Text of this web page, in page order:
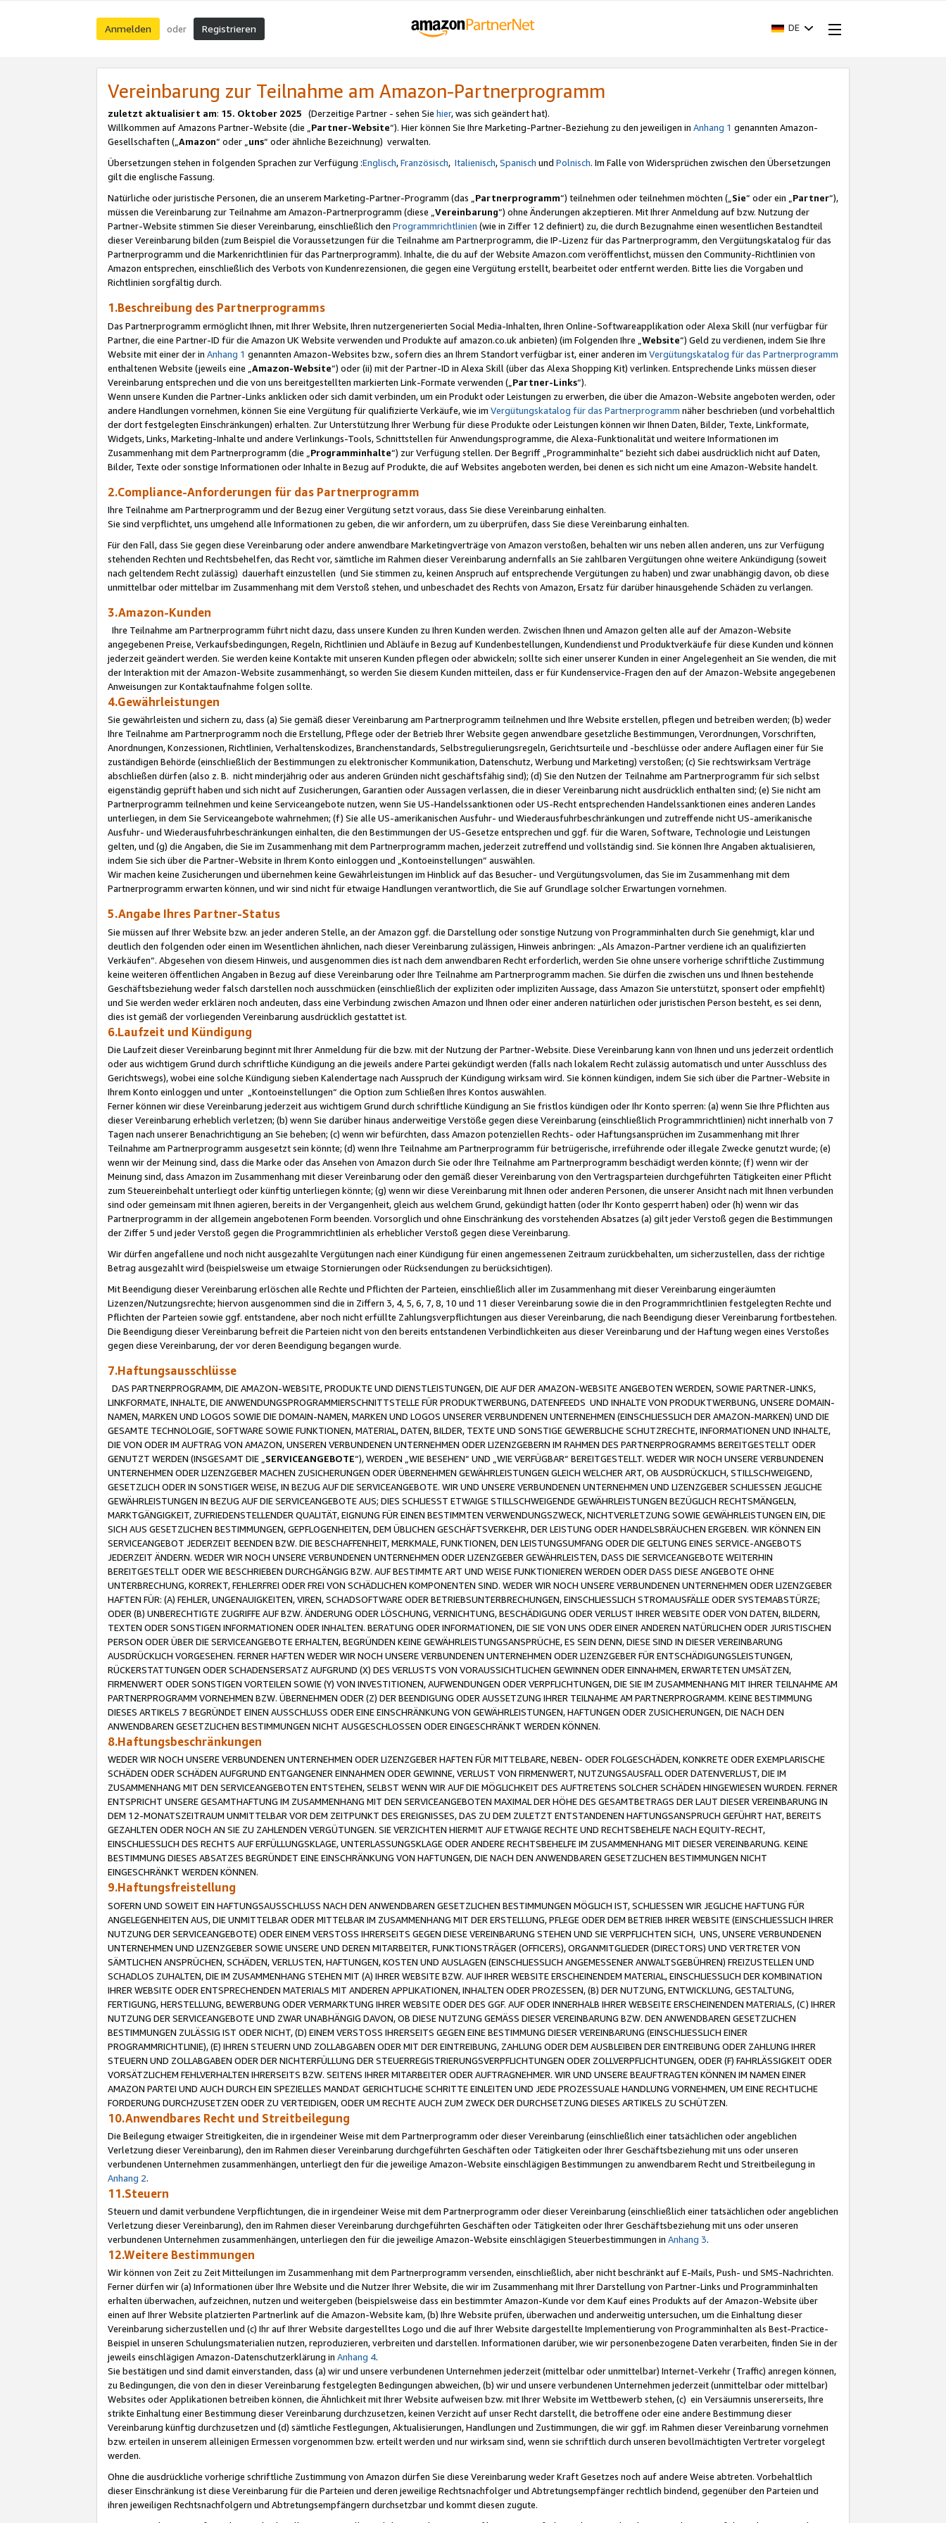
Anmelden oder Registrieren DE
Vereinbarung zur Teilnahme am Amazon-Partnerprogramm
zuletzt aktualisiert am: 15. Oktober 2025 (Derzeitige Partner - sehen Sie hier, was sich geändert hat).
Willkommen auf Amazons Partner-Website (die „Partner-Website“). Hier können Sie Ihre Marketing-Partner-Beziehung zu den jeweiligen in Anhang 1 genannten Amazon-
Gesellschaften („Amazon“ oder „uns“ oder ähnliche Bezeichnung) verwalten.
Übersetzungen stehen in folgenden Sprachen zur Verfügung :Englisch,Französisch, Italienisch,Spanisch und Polnisch. Im Falle von Widersprüchen zwischen den Übersetzungen
gilt die englische Fassung.
Natürliche oder juristische Personen, die an unserem Marketing-Partner-Programm (das „Partnerprogramm“) teilnehmen oder teilnehmen möchten („Sie“ oder ein „Partner“),
müssen die Vereinbarung zur Teilnahme am Amazon-Partnerprogramm (diese „Vereinbarung“) ohne Änderungen akzeptieren. Mit Ihrer Anmeldung auf bzw. Nutzung der
Partner-Website stimmen Sie dieser Vereinbarung, einschließlich den Programmrichtlinien (wie in Ziffer 12 definiert) zu, die durch Bezugnahme einen wesentlichen Bestandteil
dieser Vereinbarung bilden (zum Beispiel die Voraussetzungen für die Teilnahme am Partnerprogramm, die IP-Lizenz für das Partnerprogramm, den Vergütungskatalog für das
Partnerprogramm und die Markenrichtlinien für das Partnerprogramm). Inhalte, die du auf der Website Amazon.com veröffentlichst, müssen den Community-Richtlinien von
Amazon entsprechen, einschließlich des Verbots von Kundenrezensionen, die gegen eine Vergütung erstellt, bearbeitet oder entfernt werden. Bitte lies die Vorgaben und
Richtlinien sorgfältig durch.
1.Beschreibung des Partnerprogramms
Das Partnerprogramm ermöglicht Ihnen, mit Ihrer Website, Ihren nutzergenerierten Social Media-Inhalten, Ihren Online-Softwareapplikation oder Alexa Skill (nur verfügbar für
Partner, die eine Partner-ID für die Amazon UK Website verwenden und Produkte auf amazon.co.uk anbieten) (im Folgenden Ihre „ Website“) Geld zu verdienen, indem Sie Ihre
Website mit einer der in Anhang 1 genannten Amazon-Websites bzw., sofern dies an Ihrem Standort verfügbar ist, einer anderen im Vergütungskatalog für das Partnerprogramm
enthaltenen Website (jeweils eine „ Amazon-Website“) oder (ii) mit der Partner-ID in Alexa Skill (über das Alexa Shopping Kit) verlinken. Entsprechende Links müssen dieser
Vereinbarung entsprechen und die von uns bereitgestellten markierten Link-Formate verwenden („ Partner-Links“).
Wenn unsere Kunden die Partner-Links anklicken oder sich damit verbinden, um ein Produkt oder Leistungen zu erwerben, die über die Amazon-Website angeboten werden, oder
andere Handlungen vornehmen, können Sie eine Vergütung für qualifizierte Verkäufe, wie im Vergütungskatalog für das Partnerprogramm näher beschrieben (und vorbehaltlich
der dort festgelegten Einschränkungen) erhalten. Zur Unterstützung Ihrer Werbung für diese Produkte oder Leistungen können wir Ihnen Daten, Bilder, Texte, Linkformate,
Widgets, Links, Marketing-Inhalte und andere Verlinkungs-Tools, Schnittstellen für Anwendungsprogramme, die Alexa-Funktionalität und weitere Informationen im
Zusammenhang mit dem Partnerprogramm (die „ Programminhalte“) zur Verfügung stellen. Der Begriff „Programminhalte“ bezieht sich dabei ausdrücklich nicht auf Daten,
Bilder, Texte oder sonstige Informationen oder Inhalte in Bezug auf Produkte, die auf Websites angeboten werden, bei denen es sich nicht um eine Amazon-Website handelt.
2.Compliance-Anforderungen für das Partnerprogramm
Ihre Teilnahme am Partnerprogramm und der Bezug einer Vergütung setzt voraus, dass Sie diese Vereinbarung einhalten.
Sie sind verpflichtet, uns umgehend alle Informationen zu geben, die wir anfordern, um zu überprüfen, dass Sie diese Vereinbarung einhalten.
Für den Fall, dass Sie gegen diese Vereinbarung oder andere anwendbare Marketingverträge von Amazon verstoßen, behalten wir uns neben allen anderen, uns zur Verfügung
stehenden Rechten und Rechtsbehelfen, das Recht vor, sämtliche im Rahmen dieser Vereinbarung andernfalls an Sie zahlbaren Vergütungen ohne weitere Ankündigung (soweit
nach geltendem Recht zulässig) dauerhaft einzustellen (und Sie stimmen zu, keinen Anspruch auf entsprechende Vergütungen zu haben) und zwar unabhängig davon, ob diese
unmittelbar oder mittelbar im Zusammenhang mit dem Verstoß stehen, und unbeschadet des Rechts von Amazon, Ersatz für darüber hinausgehende Schäden zu verlangen.
3.Amazon-Kunden
Ihre Teilnahme am Partnerprogramm führt nicht dazu, dass unsere Kunden zu Ihren Kunden werden. Zwischen Ihnen und Amazon gelten alle auf der Amazon-Website
angegebenen Preise, Verkaufsbedingungen, Regeln, Richtlinien und Abläufe in Bezug auf Kundenbestellungen, Kundendienst und Produktverkäufe für diese Kunden und können
jederzeit geändert werden. Sie werden keine Kontakte mit unseren Kunden pflegen oder abwickeln; sollte sich einer unserer Kunden in einer Angelegenheit an Sie wenden, die mit
der Interaktion mit der Amazon-Website zusammenhängt, so werden Sie diesem Kunden mitteilen, dass er für Kundenservice-Fragen den auf der Amazon-Website angegebenen
Anweisungen zur Kontaktaufnahme folgen sollte.
4.Gewährleistungen
Sie gewährleisten und sichern zu, dass (a) Sie gemäß dieser Vereinbarung am Partnerprogramm teilnehmen und Ihre Website erstellen, pflegen und betreiben werden; (b) weder
Ihre Teilnahme am Partnerprogramm noch die Erstellung, Pflege oder der Betrieb Ihrer Website gegen anwendbare gesetzliche Bestimmungen, Verordnungen, Vorschriften,
Anordnungen, Konzessionen, Richtlinien, Verhaltenskodizes, Branchenstandards, Selbstregulierungsregeln, Gerichtsurteile und -beschlüsse oder andere Auflagen einer für Sie
zuständigen Behörde (einschließlich der Bestimmungen zu elektronischer Kommunikation, Datenschutz, Werbung und Marketing) verstoßen; (c) Sie rechtswirksam Verträge
abschließen dürfen (also z. B. nicht minderjährig oder aus anderen Gründen nicht geschäftsfähig sind); (d) Sie den Nutzen der Teilnahme am Partnerprogramm für sich selbst
eigenständig geprüft haben und sich nicht auf Zusicherungen, Garantien oder Aussagen verlassen, die in dieser Vereinbarung nicht ausdrücklich enthalten sind; (e) Sie nicht am
Partnerprogramm teilnehmen und keine Serviceangebote nutzen, wenn Sie US-Handelssanktionen oder US-Recht entsprechenden Handelssanktionen eines anderen Landes
unterliegen, in dem Sie Serviceangebote wahrnehmen; (f) Sie alle US-amerikanischen Ausfuhr- und Wiederausfuhrbeschränkungen und zutreffende nicht US-amerikanische
Ausfuhr- und Wiederausfuhrbeschränkungen einhalten, die den Bestimmungen der US-Gesetze entsprechen und ggf. für die Waren, Software, Technologie und Leistungen
gelten, und (g) die Angaben, die Sie im Zusammenhang mit dem Partnerprogramm machen, jederzeit zutreffend und vollständig sind. Sie können Ihre Angaben aktualisieren,
indem Sie sich über die Partner-Website in Ihrem Konto einloggen und „Kontoeinstellungen“ auswählen.
Wir machen keine Zusicherungen und übernehmen keine Gewährleistungen im Hinblick auf das Besucher- und Vergütungsvolumen, das Sie im Zusammenhang mit dem
Partnerprogramm erwarten können, und wir sind nicht für etwaige Handlungen verantwortlich, die Sie auf Grundlage solcher Erwartungen vornehmen.
5.Angabe Ihres Partner-Status
Sie müssen auf Ihrer Website bzw. an jeder anderen Stelle, an der Amazon ggf. die Darstellung oder sonstige Nutzung von Programminhalten durch Sie genehmigt, klar und
deutlich den folgenden oder einen im Wesentlichen ähnlichen, nach dieser Vereinbarung zulässigen, Hinweis anbringen: „Als Amazon-Partner verdiene ich an qualifizierten
Verkäufen“. Abgesehen von diesem Hinweis, und ausgenommen dies ist nach dem anwendbaren Recht erforderlich, werden Sie ohne unsere vorherige schriftliche Zustimmung
keine weiteren öffentlichen Angaben in Bezug auf diese Vereinbarung oder Ihre Teilnahme am Partnerprogramm machen. Sie dürfen die zwischen uns und Ihnen bestehende
Geschäftsbeziehung weder falsch darstellen noch ausschmücken (einschließlich der expliziten oder impliziten Aussage, dass Amazon Sie unterstützt, sponsert oder empfiehlt)
und Sie werden weder erklären noch andeuten, dass eine Verbindung zwischen Amazon und Ihnen oder einer anderen natürlichen oder juristischen Person besteht, es sei denn,
dies ist gemäß der vorliegenden Vereinbarung ausdrücklich gestattet ist.
6.Laufzeit und Kündigung
Die Laufzeit dieser Vereinbarung beginnt mit Ihrer Anmeldung für die bzw. mit der Nutzung der Partner-Website. Diese Vereinbarung kann von Ihnen und uns jederzeit ordentlich
oder aus wichtigem Grund durch schriftliche Kündigung an die jeweils andere Partei gekündigt werden (falls nach lokalem Recht zulässig automatisch und unter Ausschluss des
Gerichtswegs), wobei eine solche Kündigung sieben Kalendertage nach Ausspruch der Kündigung wirksam wird. Sie können kündigen, indem Sie sich über die Partner-Website in
Ihrem Konto einloggen und unter „Kontoeinstellungen“ die Option zum Schließen Ihres Kontos auswählen.
Ferner können wir diese Vereinbarung jederzeit aus wichtigem Grund durch schriftliche Kündigung an Sie fristlos kündigen oder Ihr Konto sperren: (a) wenn Sie Ihre Pflichten aus
dieser Vereinbarung erheblich verletzen; (b) wenn Sie darüber hinaus anderweitige Verstöße gegen diese Vereinbarung (einschließlich Programmrichtlinien) nicht innerhalb von 7
Tagen nach unserer Benachrichtigung an Sie beheben; (c) wenn wir befürchten, dass Amazon potenziellen Rechts- oder Haftungsansprüchen im Zusammenhang mit Ihrer
Teilnahme am Partnerprogramm ausgesetzt sein könnte; (d) wenn Ihre Teilnahme am Partnerprogramm für betrügerische, irreführende oder illegale Zwecke genutzt wurde; (e)
wenn wir der Meinung sind, dass die Marke oder das Ansehen von Amazon durch Sie oder Ihre Teilnahme am Partnerprogramm beschädigt werden könnte; (f) wenn wir der
Meinung sind, dass Amazon im Zusammenhang mit dieser Vereinbarung oder den gemäß dieser Vereinbarung von den Vertragsparteien durchgeführten Tätigkeiten einer Pflicht
zum Steuereinbehalt unterliegt oder künftig unterliegen könnte; (g) wenn wir diese Vereinbarung mit Ihnen oder anderen Personen, die unserer Ansicht nach mit Ihnen verbunden
sind oder gemeinsam mit Ihnen agieren, bereits in der Vergangenheit, gleich aus welchem Grund, gekündigt hatten (oder Ihr Konto gesperrt haben) oder (h) wenn wir das
Partnerprogramm in der allgemein angebotenen Form beenden. Vorsorglich und ohne Einschränkung des vorstehenden Absatzes (a) gilt jeder Verstoß gegen die Bestimmungen
der Ziffer 5 und jeder Verstoß gegen die Programmrichtlinien als erheblicher Verstoß gegen diese Vereinbarung.
Wir dürfen angefallene und noch nicht ausgezahlte Vergütungen nach einer Kündigung für einen angemessenen Zeitraum zurückbehalten, um sicherzustellen, dass der richtige
Betrag ausgezahlt wird (beispielsweise um etwaige Stornierungen oder Rücksendungen zu berücksichtigen).
Mit Beendigung dieser Vereinbarung erlöschen alle Rechte und Pflichten der Parteien, einschließlich aller im Zusammenhang mit dieser Vereinbarung eingeräumten
Lizenzen/Nutzungsrechte; hiervon ausgenommen sind die in Ziffern 3, 4, 5, 6, 7, 8, 10 und 11 dieser Vereinbarung sowie die in den Programmrichtlinien festgelegten Rechte und
Pflichten der Parteien sowie ggf. entstandene, aber noch nicht erfüllte Zahlungsverpflichtungen aus dieser Vereinbarung, die nach Beendigung dieser Vereinbarung fortbestehen.
Die Beendigung dieser Vereinbarung befreit die Parteien nicht von den bereits entstandenen Verbindlichkeiten aus dieser Vereinbarung und der Haftung wegen eines Verstoßes
gegen diese Vereinbarung, der vor deren Beendigung begangen wurde.
7.Haftungsausschlüsse
DAS PARTNERPROGRAMM, DIE AMAZON-WEBSITE, PRODUKTE UND DIENSTLEISTUNGEN, DIE AUF DER AMAZON-WEBSITE ANGEBOTEN WERDEN, SOWIE PARTNER-LINKS,
LINKFORMATE, INHALTE, DIE ANWENDUNGSPROGRAMMIERSCHNITTSTELLE FÜR PRODUKTWERBUNG, DATENFEEDS UND INHALTE VON PRODUKTWERBUNG, UNSERE DOMAIN-
NAMEN, MARKEN UND LOGOS SOWIE DIE DOMAIN-NAMEN, MARKEN UND LOGOS UNSERER VERBUNDENEN UNTERNEHMEN (EINSCHLIESSLICH DER AMAZON-MARKEN) UND DIE
GESAMTE TECHNOLOGIE, SOFTWARE SOWIE FUNKTIONEN, MATERIAL, DATEN, BILDER, TEXTE UND SONSTIGE GEWERBLICHE SCHUTZRECHTE, INFORMATIONEN UND INHALTE,
DIE VON ODER IM AUFTRAG VON AMAZON, UNSEREN VERBUNDENEN UNTERNEHMEN ODER LIZENZGEBERN IM RAHMEN DES PARTNERPROGRAMMS BEREITGESTELLT ODER
GENUTZT WERDEN (INSGESAMT DIE „ SERVICEANGEBOTE“), WERDEN „WIE BESEHEN“ UND „WIE VERFÜGBAR“ BEREITGESTELLT. WEDER WIR NOCH UNSERE VERBUNDENEN
UNTERNEHMEN ODER LIZENZGEBER MACHEN ZUSICHERUNGEN ODER ÜBERNEHMEN GEWÄHRLEISTUNGEN GLEICH WELCHER ART, OB AUSDRÜCKLICH, STILLSCHWEIGEND,
GESETZLICH ODER IN SONSTIGER WEISE, IN BEZUG AUF DIE SERVICEANGEBOTE. WIR UND UNSERE VERBUNDENEN UNTERNEHMEN UND LIZENZGEBER SCHLIESSEN JEGLICHE
GEWÄHRLEISTUNGEN IN BEZUG AUF DIE SERVICEANGEBOTE AUS; DIES SCHLIESST ETWAIGE STILLSCHWEIGENDE GEWÄHRLEISTUNGEN BEZÜGLICH RECHTSMÄNGELN,
MARKTGÄNGIGKEIT, ZUFRIEDENSTELLENDER QUALITÄT, EIGNUNG FÜR EINEN BESTIMMTEN VERWENDUNGSZWECK, NICHTVERLETZUNG SOWIE GEWÄHRLEISTUNGEN EIN, DIE
SICH AUS GESETZLICHEN BESTIMMUNGEN, GEPFLOGENHEITEN, DEM ÜBLICHEN GESCHÄFTSVERKEHR, DER LEISTUNG ODER HANDELSBRÄUCHEN ERGEBEN. WIR KÖNNEN EIN
SERVICEANGEBOT JEDERZEIT BEENDEN BZW. DIE BESCHAFFENHEIT, MERKMALE, FUNKTIONEN, DEN LEISTUNGSUMFANG ODER DIE GELTUNG EINES SERVICE-ANGEBOTS
JEDERZEIT ÄNDERN. WEDER WIR NOCH UNSERE VERBUNDENEN UNTERNEHMEN ODER LIZENZGEBER GEWÄHRLEISTEN, DASS DIE SERVICEANGEBOTE WEITERHIN
BEREITGESTELLT ODER WIE BESCHRIEBEN DURCHGÄNGIG BZW. AUF BESTIMMTE ART UND WEISE FUNKTIONIEREN WERDEN ODER DASS DIESE ANGEBOTE OHNE
UNTERBRECHUNG, KORREKT, FEHLERFREI ODER FREI VON SCHÄDLICHEN KOMPONENTEN SIND. WEDER WIR NOCH UNSERE VERBUNDENEN UNTERNEHMEN ODER LIZENZGEBER
HAFTEN FÜR: (A) FEHLER, UNGENAUIGKEITEN, VIREN, SCHADSOFTWARE ODER BETRIEBSUNTERBRECHUNGEN, EINSCHLIESSLICH STROMAUSFÄLLE ODER SYSTEMABSTÜRZE;
ODER (B) UNBERECHTIGTE ZUGRIFFE AUF BZW. ÄNDERUNG ODER LÖSCHUNG, VERNICHTUNG, BESCHÄDIGUNG ODER VERLUST IHRER WEBSITE ODER VON DATEN, BILDERN,
TEXTEN ODER SONSTIGEN INFORMATIONEN ODER INHALTEN. BERATUNG ODER INFORMATIONEN, DIE SIE VON UNS ODER EINER ANDEREN NATÜRLICHEN ODER JURISTISCHEN
PERSON ODER ÜBER DIE SERVICEANGEBOTE ERHALTEN, BEGRÜNDEN KEINE GEWÄHRLEISTUNGSANSPRÜCHE, ES SEIN DENN, DIESE SIND IN DIESER VEREINBARUNG
AUSDRÜCKLICH VORGESEHEN. FERNER HAFTEN WEDER WIR NOCH UNSERE VERBUNDENEN UNTERNEHMEN ODER LIZENZGEBER FÜR ENTSCHÄDIGUNGSLEISTUNGEN,
RÜCKERSTATTUNGEN ODER SCHADENSERSATZ AUFGRUND (X) DES VERLUSTS VON VORAUSSICHTLICHEN GEWINNEN ODER EINNAHMEN, ERWARTETEN UMSÄTZEN,
FIRMENWERT ODER SONSTIGEN VORTEILEN SOWIE (Y) VON INVESTITIONEN, AUFWENDUNGEN ODER VERPFLICHTUNGEN, DIE SIE IM ZUSAMMENHANG MIT IHRER TEILNAHME AM
PARTNERPROGRAMM VORNEHMEN BZW. ÜBERNEHMEN ODER (Z) DER BEENDIGUNG ODER AUSSETZUNG IHRER TEILNAHME AM PARTNERPROGRAMM. KEINE BESTIMMUNG
DIESES ARTIKELS 7 BEGRÜNDET EINEN AUSSCHLUSS ODER EINE EINSCHRÄNKUNG VON GEWÄHRLEISTUNGEN, HAFTUNGEN ODER ZUSICHERUNGEN, DIE NACH DEN
ANWENDBAREN GESETZLICHEN BESTIMMUNGEN NICHT AUSGESCHLOSSEN ODER EINGESCHRÄNKT WERDEN KÖNNEN.
8.Haftungsbeschränkungen
WEDER WIR NOCH UNSERE VERBUNDENEN UNTERNEHMEN ODER LIZENZGEBER HAFTEN FÜR MITTELBARE, NEBEN- ODER FOLGESCHÄDEN, KONKRETE ODER EXEMPLARISCHE
SCHÄDEN ODER SCHÄDEN AUFGRUND ENTGANGENER EINNAHMEN ODER GEWINNE, VERLUST VON FIRMENWERT, NUTZUNGSAUSFALL ODER DATENVERLUST, DIE IM
ZUSAMMENHANG MIT DEN SERVICEANGEBOTEN ENTSTEHEN, SELBST WENN WIR AUF DIE MÖGLICHKEIT DES AUFTRETENS SOLCHER SCHÄDEN HINGEWIESEN WURDEN. FERNER
ENTSPRICHT UNSERE GESAMTHAFTUNG IM ZUSAMMENHANG MIT DEN SERVICEANGEBOTEN MAXIMAL DER HÖHE DES GESAMTBETRAGS DER LAUT DIESER VEREINBARUNG IN
DEM 12-MONATSZEITRAUM UNMITTELBAR VOR DEM ZEITPUNKT DES EREIGNISSES, DAS ZU DEM ZULETZT ENTSTANDENEN HAFTUNGSANSPRUCH GEFÜHRT HAT, BEREITS
GEZAHLTEN ODER NOCH AN SIE ZU ZAHLENDEN VERGÜTUNGEN. SIE VERZICHTEN HIERMIT AUF ETWAIGE RECHTE UND RECHTSBEHELFE NACH EQUITY-RECHT,
EINSCHLIESSLICH DES RECHTS AUF ERFÜLLUNGSKLAGE, UNTERLASSUNGSKLAGE ODER ANDERE RECHTSBEHELFE IM ZUSAMMENHANG MIT DIESER VEREINBARUNG. KEINE
BESTIMMUNG DIESES ABSATZES BEGRÜNDET EINE EINSCHRÄNKUNG VON HAFTUNGEN, DIE NACH DEN ANWENDBAREN GESETZLICHEN BESTIMMUNGEN NICHT
EINGESCHRÄNKT WERDEN KÖNNEN.
9.Haftungsfreistellung
SOFERN UND SOWEIT EIN HAFTUNGSAUSSCHLUSS NACH DEN ANWENDBAREN GESETZLICHEN BESTIMMUNGEN MÖGLICH IST, SCHLIESSEN WIR JEGLICHE HAFTUNG FÜR
ANGELEGENHEITEN AUS, DIE UNMITTELBAR ODER MITTELBAR IM ZUSAMMENHANG MIT DER ERSTELLUNG, PFLEGE ODER DEM BETRIEB IHRER WEBSITE (EINSCHLIESSLICH IHRER
NUTZUNG DER SERVICEANGEBOTE) ODER EINEM VERSTOSS IHRERSEITS GEGEN DIESE VEREINBARUNG STEHEN UND SIE VERPFLICHTEN SICH, UNS, UNSERE VERBUNDENEN
UNTERNEHMEN UND LIZENZGEBER SOWIE UNSERE UND DEREN MITARBEITER, FUNKTIONSTRÄGER (OFFICERS), ORGANMITGLIEDER (DIRECTORS) UND VERTRETER VON
SÄMTLICHEN ANSPRÜCHEN, SCHÄDEN, VERLUSTEN, HAFTUNGEN, KOSTEN UND AUSLAGEN (EINSCHLIESSLICH ANGEMESSENER ANWALTSGEBÜHREN) FREIZUSTELLEN UND
SCHADLOS ZUHALTEN, DIE IM ZUSAMMENHANG STEHEN MIT (A) IHRER WEBSITE BZW. AUF IHRER WEBSITE ERSCHEINENDEM MATERIAL, EINSCHLIESSLICH DER KOMBINATION
IHRER WEBSITE ODER ENTSPRECHENDEN MATERIALS MIT ANDEREN APPLIKATIONEN, INHALTEN ODER PROZESSEN, (B) DER NUTZUNG, ENTWICKLUNG, GESTALTUNG,
FERTIGUNG, HERSTELLUNG, BEWERBUNG ODER VERMARKTUNG IHRER WEBSITE ODER DES GGF. AUF ODER INNERHALB IHRER WEBSEITE ERSCHEINENDEN MATERIALS, (C) IHRER
NUTZUNG DER SERVICEANGEBOTE UND ZWAR UNABHÄNGIG DAVON, OB DIESE NUTZUNG GEMÄSS DIESER VEREINBARUNG BZW. DEN ANWENDBAREN GESETZLICHEN
BESTIMMUNGEN ZULÄSSIG IST ODER NICHT, (D) EINEM VERSTOSS IHRERSEITS GEGEN EINE BESTIMMUNG DIESER VEREINBARUNG (EINSCHLIESSLICH EINER
PROGRAMMRICHTLINIE), (E) IHREN STEUERN UND ZOLLABGABEN ODER MIT DER EINTREIBUNG, ZAHLUNG ODER DEM AUSBLEIBEN DER EINTREIBUNG ODER ZAHLUNG IHRER
STEUERN UND ZOLLABGABEN ODER DER NICHTERFÜLLUNG DER STEUERREGISTRIERUNGSVERPFLICHTUNGEN ODER ZOLLVERPFLICHTUNGEN, ODER (F) FAHRLÄSSIGKEIT ODER
VORSÄTZLICHEM FEHLVERHALTEN IHRERSEITS BZW. SEITENS IHRER MITARBEITER ODER AUFTRAGNEHMER. WIR UND UNSERE BEAUFTRAGTEN KÖNNEN IM NAMEN EINER
AMAZON PARTEI UND AUCH DURCH EIN SPEZIELLES MANDAT GERICHTLICHE SCHRITTE EINLEITEN UND JEDE PROZESSUALE HANDLUNG VORNEHMEN, UM EINE RECHTLICHE
FORDERUNG DURCHZUSETZEN ODER ZU VERTEIDIGEN, ODER UM RECHTE AUCH ZUM ZWECK DER DURCHSETZUNG DIESES ARTIKELS ZU SCHÜTZEN.
10.Anwendbares Recht und Streitbeilegung
Die Beilegung etwaiger Streitigkeiten, die in irgendeiner Weise mit dem Partnerprogramm oder dieser Vereinbarung (einschließlich einer tatsächlichen oder angeblichen
Verletzung dieser Vereinbarung), den im Rahmen dieser Vereinbarung durchgeführten Geschäften oder Tätigkeiten oder Ihrer Geschäftsbeziehung mit uns oder unseren
verbundenen Unternehmen zusammenhängen, unterliegt den für die jeweilige Amazon-Website einschlägigen Bestimmungen zu anwendbarem Recht und Streitbeilegung in
Anhang 2.
11.Steuern
Steuern und damit verbundene Verpflichtungen, die in irgendeiner Weise mit dem Partnerprogramm oder dieser Vereinbarung (einschließlich einer tatsächlichen oder angeblichen
Verletzung dieser Vereinbarung), den im Rahmen dieser Vereinbarung durchgeführten Geschäften oder Tätigkeiten oder Ihrer Geschäftsbeziehung mit uns oder unseren
verbundenen Unternehmen zusammenhängen, unterliegen den für die jeweilige Amazon-Website einschlägigen Steuerbestimmungen in Anhang 3.
12.Weitere Bestimmungen
Wir können von Zeit zu Zeit Mitteilungen im Zusammenhang mit dem Partnerprogramm versenden, einschließlich, aber nicht beschränkt auf E-Mails, Push- und SMS-Nachrichten.
Ferner dürfen wir (a) Informationen über Ihre Website und die Nutzer Ihrer Website, die wir im Zusammenhang mit Ihrer Darstellung von Partner-Links und Programminhalten
erhalten überwachen, aufzeichnen, nutzen und weitergeben (beispielsweise dass ein bestimmter Amazon-Kunde vor dem Kauf eines Produkts auf der Amazon-Website über
einen auf Ihrer Website platzierten Partnerlink auf die Amazon-Website kam, (b) Ihre Website prüfen, überwachen und anderweitig untersuchen, um die Einhaltung dieser
Vereinbarung sicherzustellen und (c) Ihr auf Ihrer Website dargestelltes Logo und die auf Ihrer Website dargestellte Implementierung von Programminhalten als Best-Practice-
Beispiel in unseren Schulungsmaterialien nutzen, reproduzieren, verbreiten und darstellen. Informationen darüber, wie wir personenbezogene Daten verarbeiten, finden Sie in der
jeweils einschlägigen Amazon-Datenschutzerklärung in Anhang 4.
Sie bestätigen und sind damit einverstanden, dass (a) wir und unsere verbundenen Unternehmen jederzeit (mittelbar oder unmittelbar) Internet-Verkehr (Traffic) anregen können,
zu Bedingungen, die von den in dieser Vereinbarung festgelegten Bedingungen abweichen, (b) wir und unsere verbundenen Unternehmen jederzeit (unmittelbar oder mittelbar)
Websites oder Applikationen betreiben können, die Ähnlichkeit mit Ihrer Website aufweisen bzw. mit Ihrer Website im Wettbewerb stehen, (c) ein Versäumnis unsererseits, Ihre
strikte Einhaltung einer Bestimmung dieser Vereinbarung durchzusetzen, keinen Verzicht auf unser Recht darstellt, die betroffene oder eine andere Bestimmung dieser
Vereinbarung künftig durchzusetzen und (d) sämtliche Festlegungen, Aktualisierungen, Handlungen und Zustimmungen, die wir ggf. im Rahmen dieser Vereinbarung vornehmen
bzw. erteilen in unserem alleinigen Ermessen vorgenommen bzw. erteilt werden und nur wirksam sind, wenn sie schriftlich durch unseren bevollmächtigten Vertreter vorgelegt
werden.
Ohne die ausdrückliche vorherige schriftliche Zustimmung von Amazon dürfen Sie diese Vereinbarung weder Kraft Gesetzes noch auf andere Weise abtreten. Vorbehaltlich
dieser Einschränkung ist diese Vereinbarung für die Parteien und deren jeweilige Rechtsnachfolger und Abtretungsempfänger rechtlich bindend, gegenüber den Parteien und
ihren jeweiligen Rechtsnachfolgern und Abtretungsempfängern durchsetzbar und kommt diesen zugute.